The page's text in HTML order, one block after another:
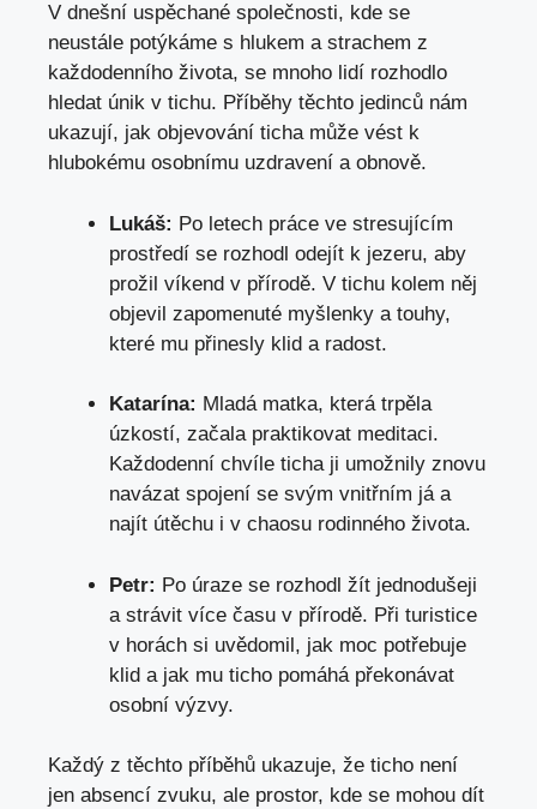
V dnešní​ uspěchané společnosti,⁢ kde se
neustále potýkáme s hlukem a strachem z
každodenního života, ⁢se mnoho lidí rozhodlo
hledat únik v tichu. Příběhy ​těchto jedinců nám
ukazují, jak objevování ticha může vést k
hlubokému osobnímu uzdravení a obnově.
Lukáš: Po letech práce ‍ve stresujícím
prostředí‍ se rozhodl ​odejít k ⁤jezeru, aby
prožil víkend v přírodě. V tichu kolem něj
objevil zapomenuté​ myšlenky a touhy,
které mu přinesly ‍klid ⁤a radost.
Katarína: Mladá matka, která trpěla
úzkostí, začala praktikovat meditaci.
Každodenní chvíle ticha ji umožnily znovu
navázat spojení se svým vnitřním já a
najít útěchu i ‌v⁤ chaosu⁤ rodinného života.
Petr: Po úraze se rozhodl žít jednodušeji
a strávit více času‍ v přírodě. Při turistice
v horách si uvědomil, jak moc potřebuje⁢
klid a jak mu ‍ticho pomáhá překonávat⁣
osobní⁢ výzvy.
Každý z těchto příběhů ukazuje, že ticho není
jen absencí zvuku, ale prostor, kde se mohou dít